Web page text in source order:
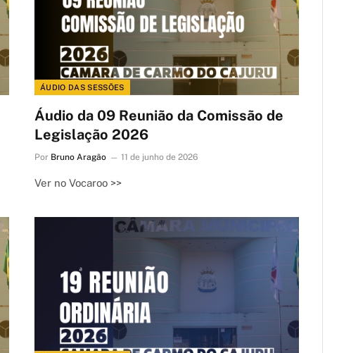
ÁUDIO DAS SESSÕES
Áudio da 09 Reunião da Comissão de
Legislação 2026
Por Bruno Aragão 11 de junho de 2026
Ver no Vocaroo >>